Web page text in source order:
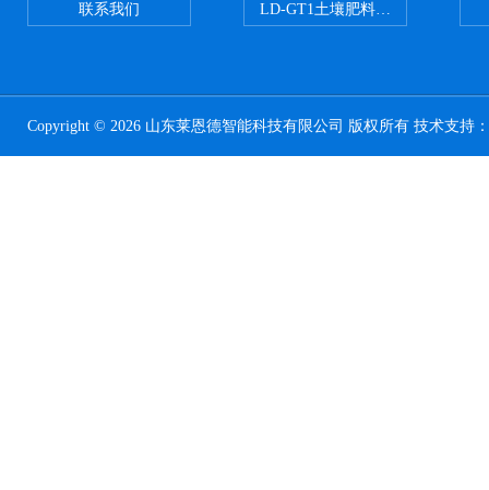
联系我们 LD-GT1土壤肥料养分检测仪
Copyright © 2026 山东莱恩德智能科技有限公司 版权所有 技术支持：